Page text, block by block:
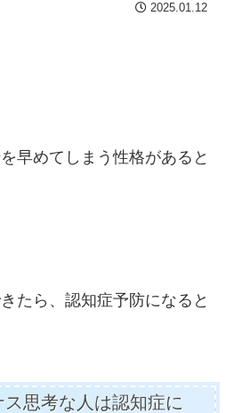
2025.01.12
早めてしまう性格があると
たら、認知症予防になると
思考な人は認知症に